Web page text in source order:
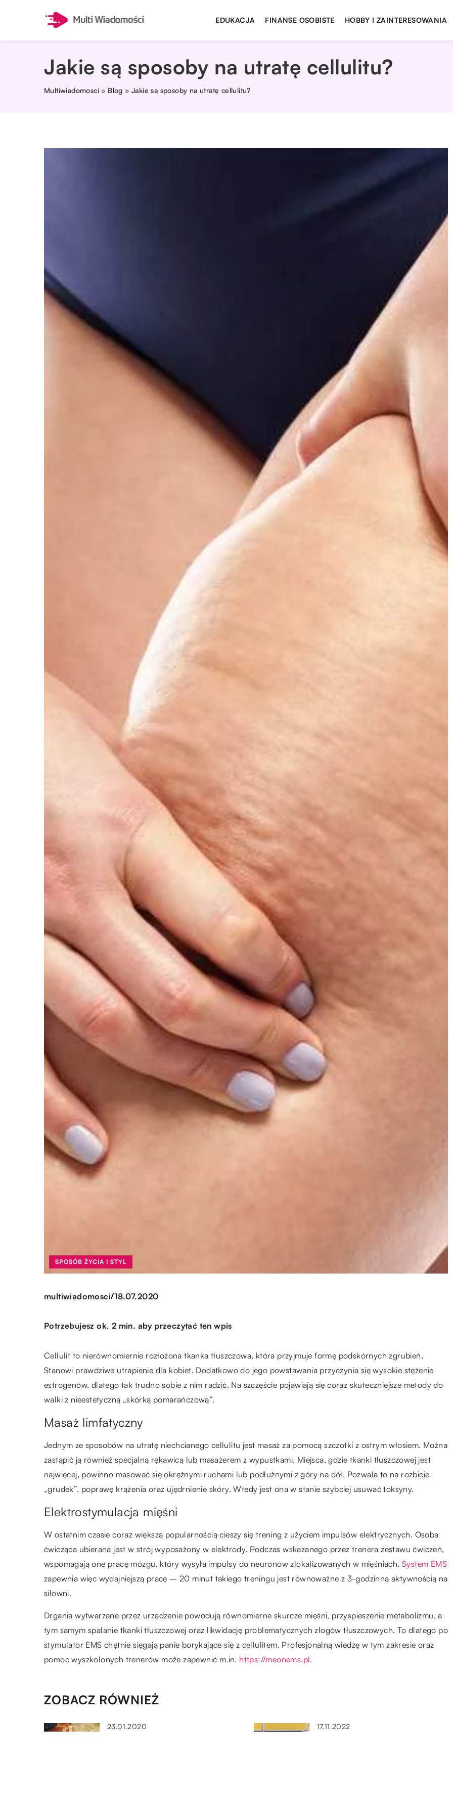
EDUKACJA FINANSE OSOBISTE HOBBY I ZAINTERESOWANIA
Jakie są sposoby na utratę cellulitu?
Multiwiadomosci » Blog »Jakie są sposoby na utratę cellulitu?
SPOSÓB ŻYCIA I STYL
multiwiadomosci/18.07.2020
Potrzebujesz ok. 2 min. aby przeczytać ten wpis
Cellulit to nierównomiernie rozłożona tkanka tłuszczowa, która przyjmuje formę podskórnych zgrubień.
Stanowi prawdziwe utrapienie dla kobiet. Dodatkowo do jego powstawania przyczynia się wysokie stężenie
estrogenów, dlatego tak trudno sobie z nim radzić. Na szczęście pojawiają się coraz skuteczniejsze metody do
walki z nieestetyczną „skórką pomarańczową”.
Masaż limfatyczny
Jednym ze sposobów na utratę niechcianego cellulitu jest masaż za pomocą szczotki z ostrym włosiem. Można
zastąpić ją również specjalną rękawicą lub masażerem z wypustkami. Miejsca, gdzie tkanki tłuszczowej jest
najwięcej, powinno masować się okrężnymi ruchami lub podłużnymi z góry na dół. Pozwala to na rozbicie
„grudek”, poprawę krążenia oraz ujędrnienie skóry. Wtedy jest ona w stanie szybciej usuwać toksyny.
Elektrostymulacja mięśni
W ostatnim czasie coraz większą popularnością cieszy się trening z użyciem impulsów elektrycznych. Osoba
ćwicząca ubierana jest w strój wyposażony w elektrody. Podczas wskazanego przez trenera zestawu ćwiczeń,
wspomagają one pracę mózgu, który wysyła impulsy do neuronów zlokalizowanych w mięśniach.System EMS
zapewnia więc wydajniejszą pracę – 20 minut takiego treningu jest równoważne z 3-godzinną aktywnością na
siłowni.
Drgania wytwarzane przez urządzenie powodują równomierne skurcze mięśni, przyspieszenie metabolizmu, a
tym samym spalanie tkanki tłuszczowej oraz likwidację problematycznych złogów tłuszczowych. To dlatego po
stymulator EMS chętnie sięgają panie borykające się z cellulitem. Profesjonalną wiedzę w tym zakresie oraz
pomoc wyszkolonych trenerów może zapewnić m.in. https://meonems.pl.
ZOBACZ RÓWNIEŻ
23.01.2020 17.11.2022